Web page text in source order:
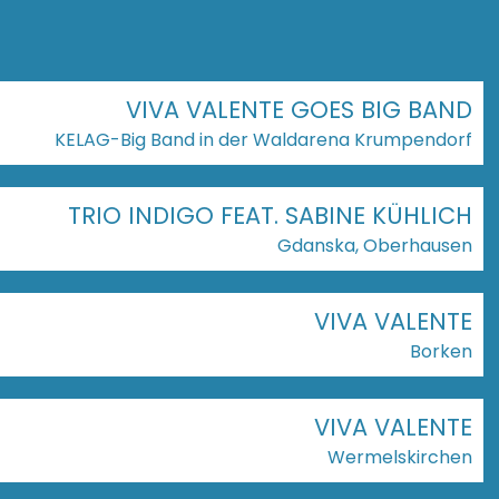
VIVA VALENTE GOES BIG BAND
KELAG-Big Band in der Waldarena Krumpendorf
TRIO INDIGO FEAT. SABINE KÜHLICH
Gdanska, Oberhausen
VIVA VALENTE
Borken
VIVA VALENTE
Wermelskirchen